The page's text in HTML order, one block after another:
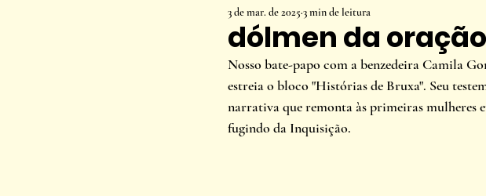
dólmen da oração
3 de mar. de 2025 3 min de leitura
Nosso bate-papo com a benzedeira Camila
estreia o bloco "Histórias de Bruxa". Seu
narrativa que remonta às primeiras mulheres
fugindo da Inquisição.